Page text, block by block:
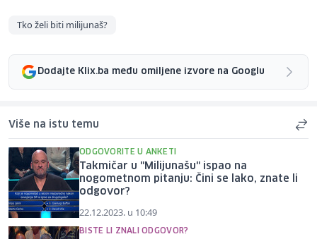
Tko želi biti milijunaš?
Dodajte Klix.ba među omiljene izvore na Googlu
Više na istu temu
ODGOVORITE U ANKETI
Takmičar u "Milijunašu" ispao na
nogometnom pitanju: Čini se lako, znate li
odgovor?
22.12.2023. u 10:49
BISTE LI ZNALI ODGOVOR?